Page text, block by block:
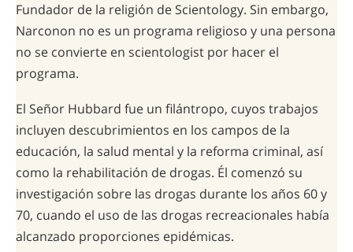
Fundador de la religión de Scientology. Sin embargo,
Narconon no es un programa religioso y una persona
no se convierte en scientologist por hacer el
programa.
El Señor Hubbard fue un filántropo, cuyos trabajos
incluyen descubrimientos en los campos de la
educación, la salud mental y la reforma criminal, así
como la rehabilitación de drogas. Él comenzó su
investigación sobre las drogas durante los años 60 y
70, cuando el uso de las drogas recreacionales había
alcanzado proporciones epidémicas.